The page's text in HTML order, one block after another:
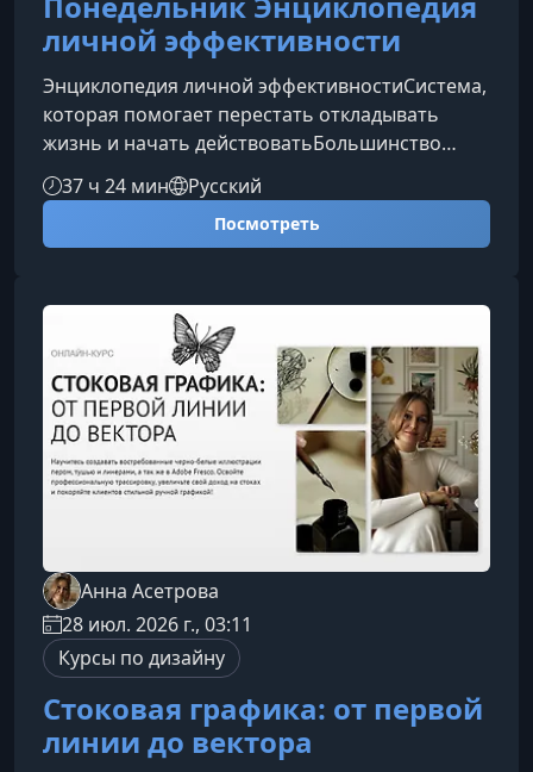
личной эффективности
Энциклопедия личной эффективностиСистема,
которая помогает перестать откладывать
жизнь и начать действоватьБольшинство
советов по продуктивности сводятся к
мотивационным цитатам, чек-листам и
универсальным правилам. Но люди разные,
— это не сборник лайфхаков, а комплексная
система, которая поможет понять себя,
научиться ставить действительно важные
цели и последова
37 ч 24 мин Русский
Посмотреть
Анна Асетрова
28 июл. 2026 г., 03:11
Курсы по дизайну
Стоковая графика: oт первой
линии до вектора